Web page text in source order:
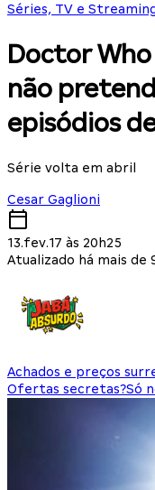
Séries, TV e
Doctor
não
episódios
Série volta em abril
Cesar Gaglioni
13.fev.17 às 20h25
Atualizado há mais de
Achados e preços
Ofertas secretas?Só